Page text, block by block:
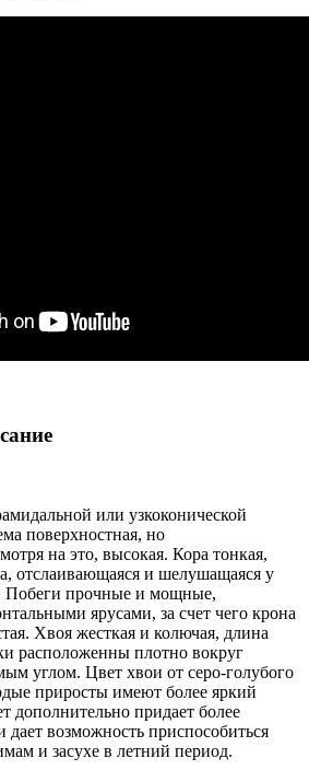
или узкоконической
поверхностная, но
на это, высокая. Кора тонкая,
отслаивающаяся и шелушащаяся у
Побеги прочные и мощные,
ярусами, за счет чего крона
Хвоя жесткая и колючая, длина
расположенны плотно вокруг
углом. Цвет хвои от серо-голубого
приросты имеют более яркий
дополнительно придает более
дает возможность приспособиться
и засухе в летний период.